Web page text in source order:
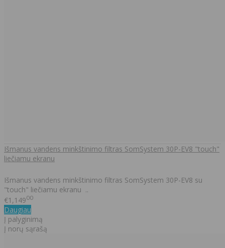
Išmanus vandens minkštinimo filtras SomSystem 30P-EV8 "touch"
liečiamu ekranu
Išmanus vandens minkštinimo filtras SomSystem 30P-EV8 su
"touch" liečiamu ekranu ..
€1,14900
Daugiau
Į palyginimą
Į norų sąrašą